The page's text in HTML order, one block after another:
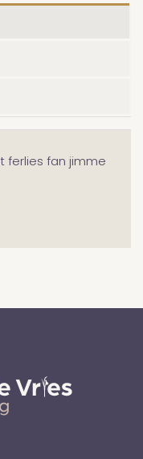
ferlies fan jimme